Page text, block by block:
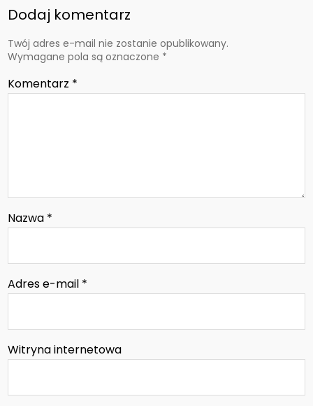
Dodaj komentarz
Twój adres e-mail nie zostanie opublikowany.
Wymagane pola są oznaczone *
Komentarz *
Nazwa *
Adres e-mail *
Witryna internetowa